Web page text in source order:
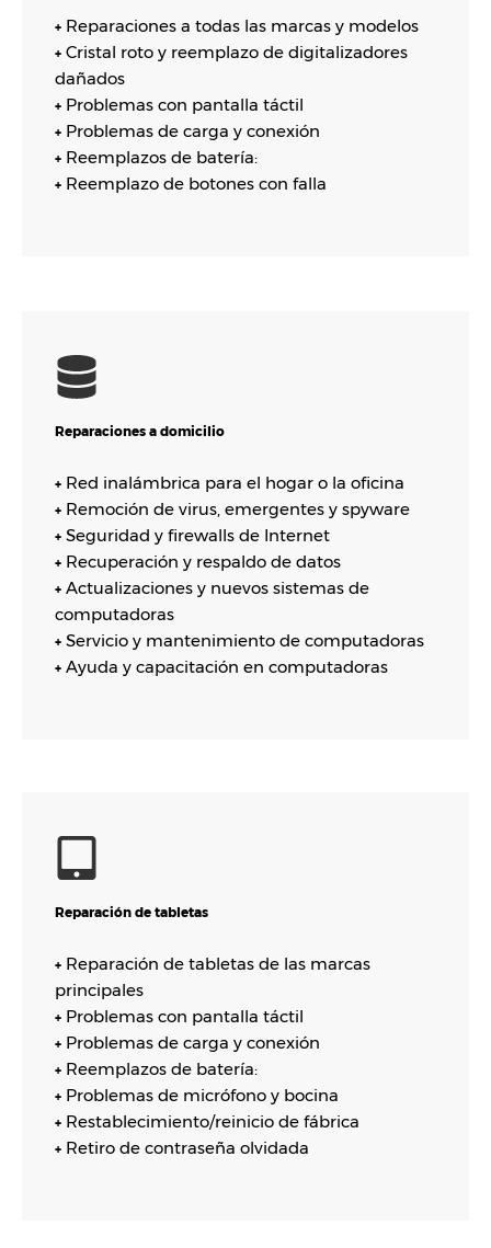
+ Reparaciones a todas las marcas y modelos
+ Cristal roto y reemplazo de digitalizadores
dañados
+ Problemas con pantalla táctil
+ Problemas de carga y conexión
+ Reemplazos de batería:
+ Reemplazo de botones con falla
Reparaciones a domicilio
+ Red inalámbrica para el hogar o la oficina
+ Remoción de virus, emergentes y spyware
+ Seguridad y firewalls de Internet
+ Recuperación y respaldo de datos
+ Actualizaciones y nuevos sistemas de
computadoras
+ Servicio y mantenimiento de computadoras
+ Ayuda y capacitación en computadoras
Reparación de tabletas
+ Reparación de tabletas de las marcas
principales
+ Problemas con pantalla táctil
+ Problemas de carga y conexión
+ Reemplazos de batería:
+ Problemas de micrófono y bocina
+ Restablecimiento/reinicio de fábrica
+ Retiro de contraseña olvidada